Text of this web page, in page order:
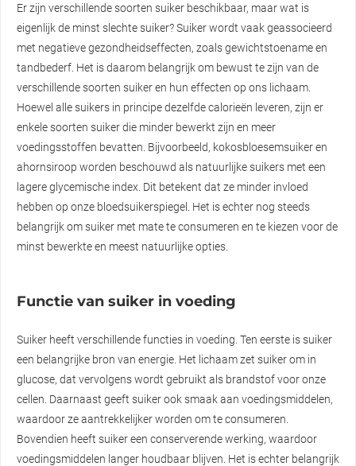
Er zijn verschillende soorten suiker beschikbaar, maar wat is
eigenlijk de minst slechte suiker? Suiker wordt vaak geassocieerd
met negatieve gezondheidseffecten, zoals gewichtstoename en
tandbederf. Het is daarom belangrijk om bewust te zijn van de
verschillende soorten suiker en hun effecten op ons lichaam.
Hoewel alle suikers in principe dezelfde calorieën leveren, zijn er
enkele soorten suiker die minder bewerkt zijn en meer
voedingsstoffen bevatten. Bijvoorbeeld, kokosbloesemsuiker en
ahornsiroop worden beschouwd als natuurlijke suikers met een
lagere glycemische index. Dit betekent dat ze minder invloed
hebben op onze bloedsuikerspiegel. Het is echter nog steeds
belangrijk om suiker met mate te consumeren en te kiezen voor de
minst bewerkte en meest natuurlijke opties.
Functie van suiker in voeding
Suiker heeft verschillende functies in voeding. Ten eerste is suiker
een belangrijke bron van energie. Het lichaam zet suiker om in
glucose, dat vervolgens wordt gebruikt als brandstof voor onze
cellen. Daarnaast geeft suiker ook smaak aan voedingsmiddelen,
waardoor ze aantrekkelijker worden om te consumeren.
Bovendien heeft suiker een conserverende werking, waardoor
voedingsmiddelen langer houdbaar blijven. Het is echter belangrijk